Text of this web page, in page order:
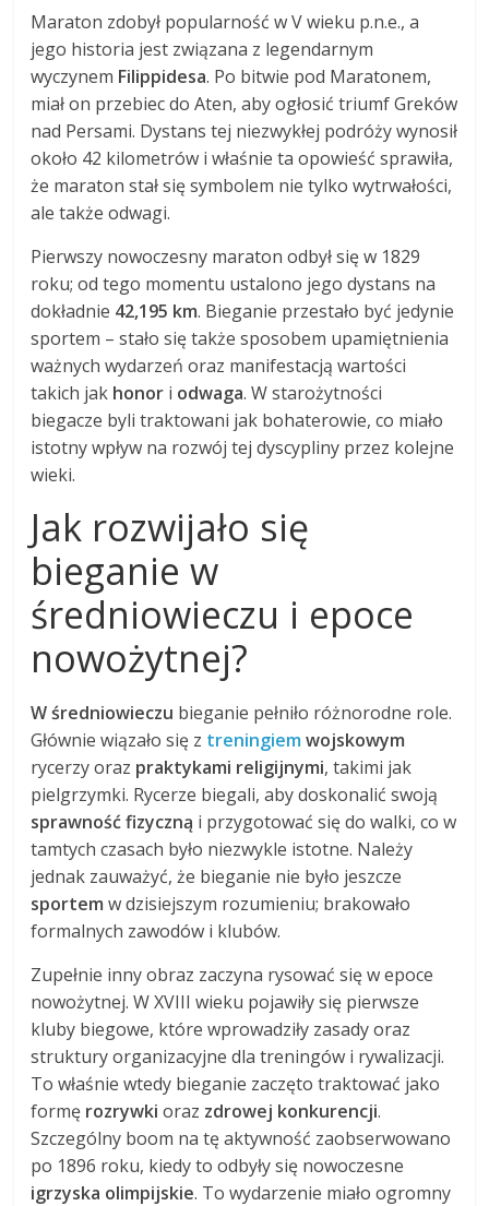
Maraton zdobył popularność w V wieku p.n.e., a
jego historia jest związana z legendarnym
wyczynem Filippidesa. Po bitwie pod Maratonem,
miał on przebiec do Aten, aby ogłosić triumf Greków
nad Persami. Dystans tej niezwykłej podróży wynosił
około 42 kilometrów i właśnie ta opowieść sprawiła,
że maraton stał się symbolem nie tylko wytrwałości,
ale także odwagi.
Pierwszy nowoczesny maraton odbył się w 1829
roku; od tego momentu ustalono jego dystans na
dokładnie 42,195 km. Bieganie przestało być jedynie
sportem – stało się także sposobem upamiętnienia
ważnych wydarzeń oraz manifestacją wartości
takich jak honor i odwaga. W starożytności
biegacze byli traktowani jak bohaterowie, co miało
istotny wpływ na rozwój tej dyscypliny przez kolejne
wieki.
Jak rozwijało się
bieganie w
średniowieczu i epoce
nowożytnej?
W średniowieczu bieganie pełniło różnorodne role.
Głównie wiązało się z treningiemwojskowym
rycerzy oraz praktykami religijnymi, takimi jak
pielgrzymki. Rycerze biegali, aby doskonalić swoją
sprawność fizyczną i przygotować się do walki, co w
tamtych czasach było niezwykle istotne. Należy
jednak zauważyć, że bieganie nie było jeszcze
sportem w dzisiejszym rozumieniu; brakowało
formalnych zawodów i klubów.
Zupełnie inny obraz zaczyna rysować się w epoce
nowożytnej. W XVIII wieku pojawiły się pierwsze
kluby biegowe, które wprowadziły zasady oraz
struktury organizacyjne dla treningów i rywalizacji.
To właśnie wtedy bieganie zaczęto traktować jako
formę rozrywki oraz zdrowej konkurencji.
Szczególny boom na tę aktywność zaobserwowano
po 1896 roku, kiedy to odbyły się nowoczesne
igrzyska olimpijskie. To wydarzenie miało ogromny